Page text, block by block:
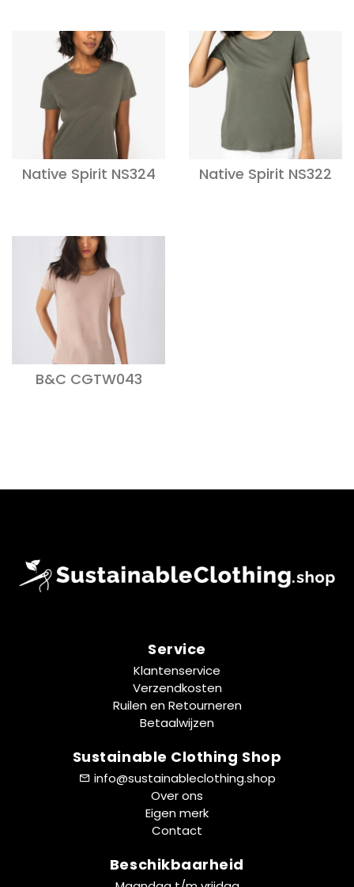
Native Spirit NS324 Native Spirit NS322
B&C CGTW043
Service
Klantenservice
Verzendkosten
Ruilen en Retourneren
Betaalwijzen
Sustainable Clothing Shop
info@sustainableclothing.shop
Over ons
Eigen merk
Contact
Beschikbaarheid